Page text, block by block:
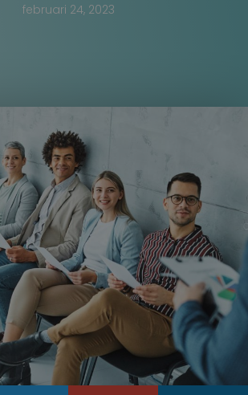
februari 24, 2023